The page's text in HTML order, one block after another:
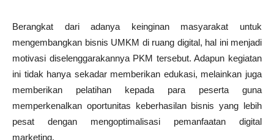
Berangkat dari adanya keinginan masyarakat untuk
mengembangkan bisnis UMKM di ruang digital, hal ini menjadi
motivasi diselenggarakannya PKM tersebut. Adapun kegiatan
ini tidak hanya sekadar memberikan edukasi, melainkan juga
memberikan pelatihan kepada para peserta guna
memperkenalkan oportunitas keberhasilan bisnis yang lebih
pesat dengan mengoptimalisasi pemanfaatan digital
marketing.